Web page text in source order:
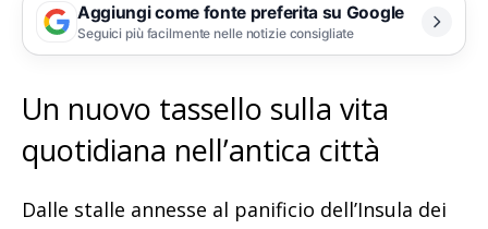
Aggiungi come fonte preferita su Google
Seguici più facilmente nelle notizie consigliate
Un nuovo tassello sulla vita
quotidiana nell’antica città
Dalle stalle annesse al panificio dell’Insula dei